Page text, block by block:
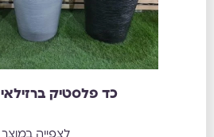
כד פלסטיק ברזילאי 75 ס"מ